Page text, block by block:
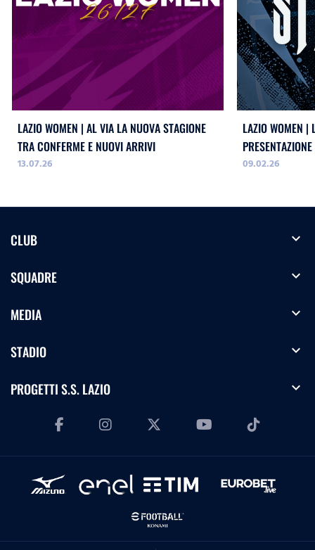
LAZIO WOMEN | AL VIA LA NUOVA STAGIONE
TRA CONFERME E NUOVI ARRIVI
13.07.26
LAZIO WOMEN |
CESARINI E
09.02.26
CLUB expand_more
SQUADRE expand_more
MEDIA expand_more
STADIO expand_more
PROGETTI S.S. LAZIO expand_more